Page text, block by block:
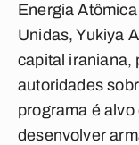
Energia
Unidas, Yukiya
capital iraniana,
autoridades
programa é
desenvolver